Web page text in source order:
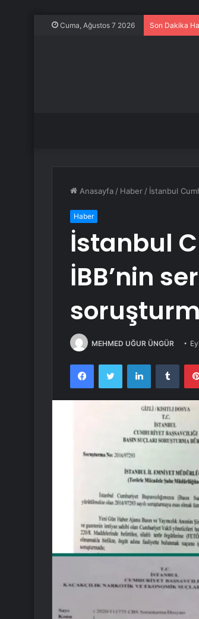
Cuma, Ağustos 7 2026 Son Dakika
Anasayfa / Haber / İstanbul
Haber
İstanbul
İBB’nin
MEHMED UĞUR ÜNGÜR
FacebookTwitter LinkedIn